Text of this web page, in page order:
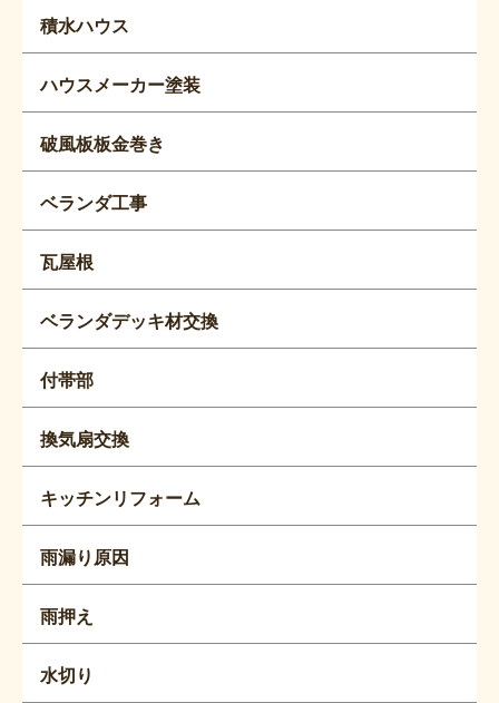
積水ハウス
ハウスメーカー塗装
破風板板金巻き
ベランダ工事
瓦屋根
ベランダデッキ材交換
付帯部
換気扇交換
キッチンリフォーム
雨漏り原因
雨押え
水切り